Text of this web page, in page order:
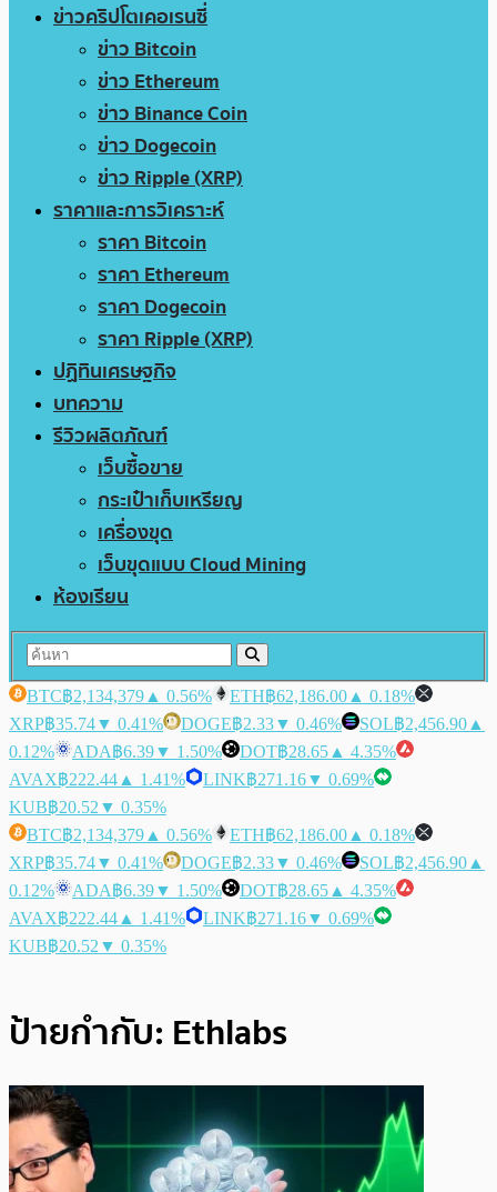
ข่าวคริปโตเคอเรนซี่
ข่าว Bitcoin
ข่าว Ethereum
ข่าว Binance Coin
ข่าว Dogecoin
ข่าว Ripple (XRP)
ราคาและการวิเคราะห์
ราคา Bitcoin
ราคา Ethereum
ราคา Dogecoin
ราคา Ripple (XRP)
ปฏิทินเศรษฐกิจ
บทความ
รีวิวผลิตภัณฑ์
เว็บซื้อขาย
กระเป๋าเก็บเหรียญ
เครื่องขุด
เว็บขุดแบบ Cloud Mining
ห้องเรียน
BTC฿2,134,379 ▲ 0.56% ETH฿62,186.00 ▲ 0.18%
XRP฿35.74▼ 0.41% DOGE฿2.33▼ 0.46% SOL฿2,456.90 ▲
0.12%
ADA฿6.39▼ 1.50% DOT฿28.65 ▲ 4.35%
AVAX฿222.44 ▲ 1.41% LINK฿271.16▼ 0.69%
KUB฿20.52 ▼ 0.35%
BTC฿2,134,379 ▲ 0.56% ETH฿62,186.00 ▲ 0.18%
XRP฿35.74▼ 0.41% DOGE฿2.33▼ 0.46% SOL฿2,456.90 ▲
0.12%
ADA฿6.39▼ 1.50% DOT฿28.65 ▲ 4.35%
AVAX฿222.44 ▲ 1.41% LINK฿271.16▼ 0.69%
KUB฿20.52 ▼ 0.35%
ป้ายกำกับ: Ethlabs